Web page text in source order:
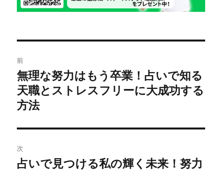
稿
ナ
ビ
ー
前
前
の
投
無理な努力はもう卒業！占いで知る
天職とストレスフリーに大成功する
方法
次
次
占いで見つける私の輝く未来！努力